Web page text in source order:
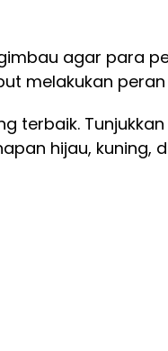
agar para
melakukan
terbaik.
hijau, kuning,